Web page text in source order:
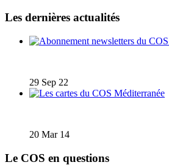
Les dernières actualités
29 Sep 22
20 Mar 14
Le COS en questions